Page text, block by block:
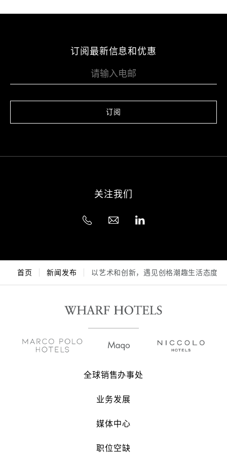
订阅最新信息和优惠
订阅
关注我们
首页 新闻发布 以艺术和创新，遇见创格潮趣生活态度
全球销售办事处
业务发展
媒体中心
职位空缺